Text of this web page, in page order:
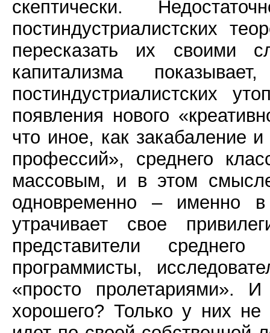
скептически.
постиндустриалистских
пересказать их своими
капитализма
постиндустриалистских
появления нового
что иное, как закабаление
профессий», среднего
массовым, и в этом
одновременно – именно
утрачивает свое
представители
программисты,
«просто пролетариями».
хорошего? Только у них не